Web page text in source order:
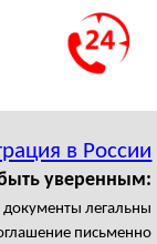
в России
уверенным:
документы легальны
письменно